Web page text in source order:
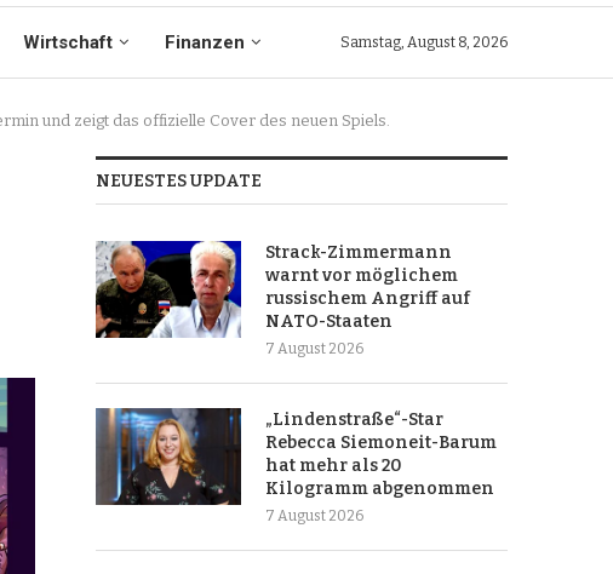
Wirtschaft Finanzen Samstag, August 8, 2026
und zeigt das offizielle Cover des neuen Spiels.
NEUESTES UPDATE
Strack-Zimmermann
warnt vor möglichem
russischem Angriff auf
NATO-Staaten
7 August 2026
„Lindenstraße“-Star
Rebecca Siemoneit-Barum
hat mehr als 20
Kilogramm abgenommen
7 August 2026